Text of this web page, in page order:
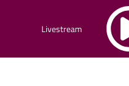
Livestream